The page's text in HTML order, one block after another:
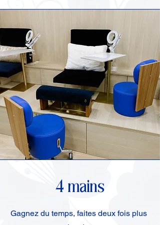
4 mains
Gagnez du temps, faites deux fois plus